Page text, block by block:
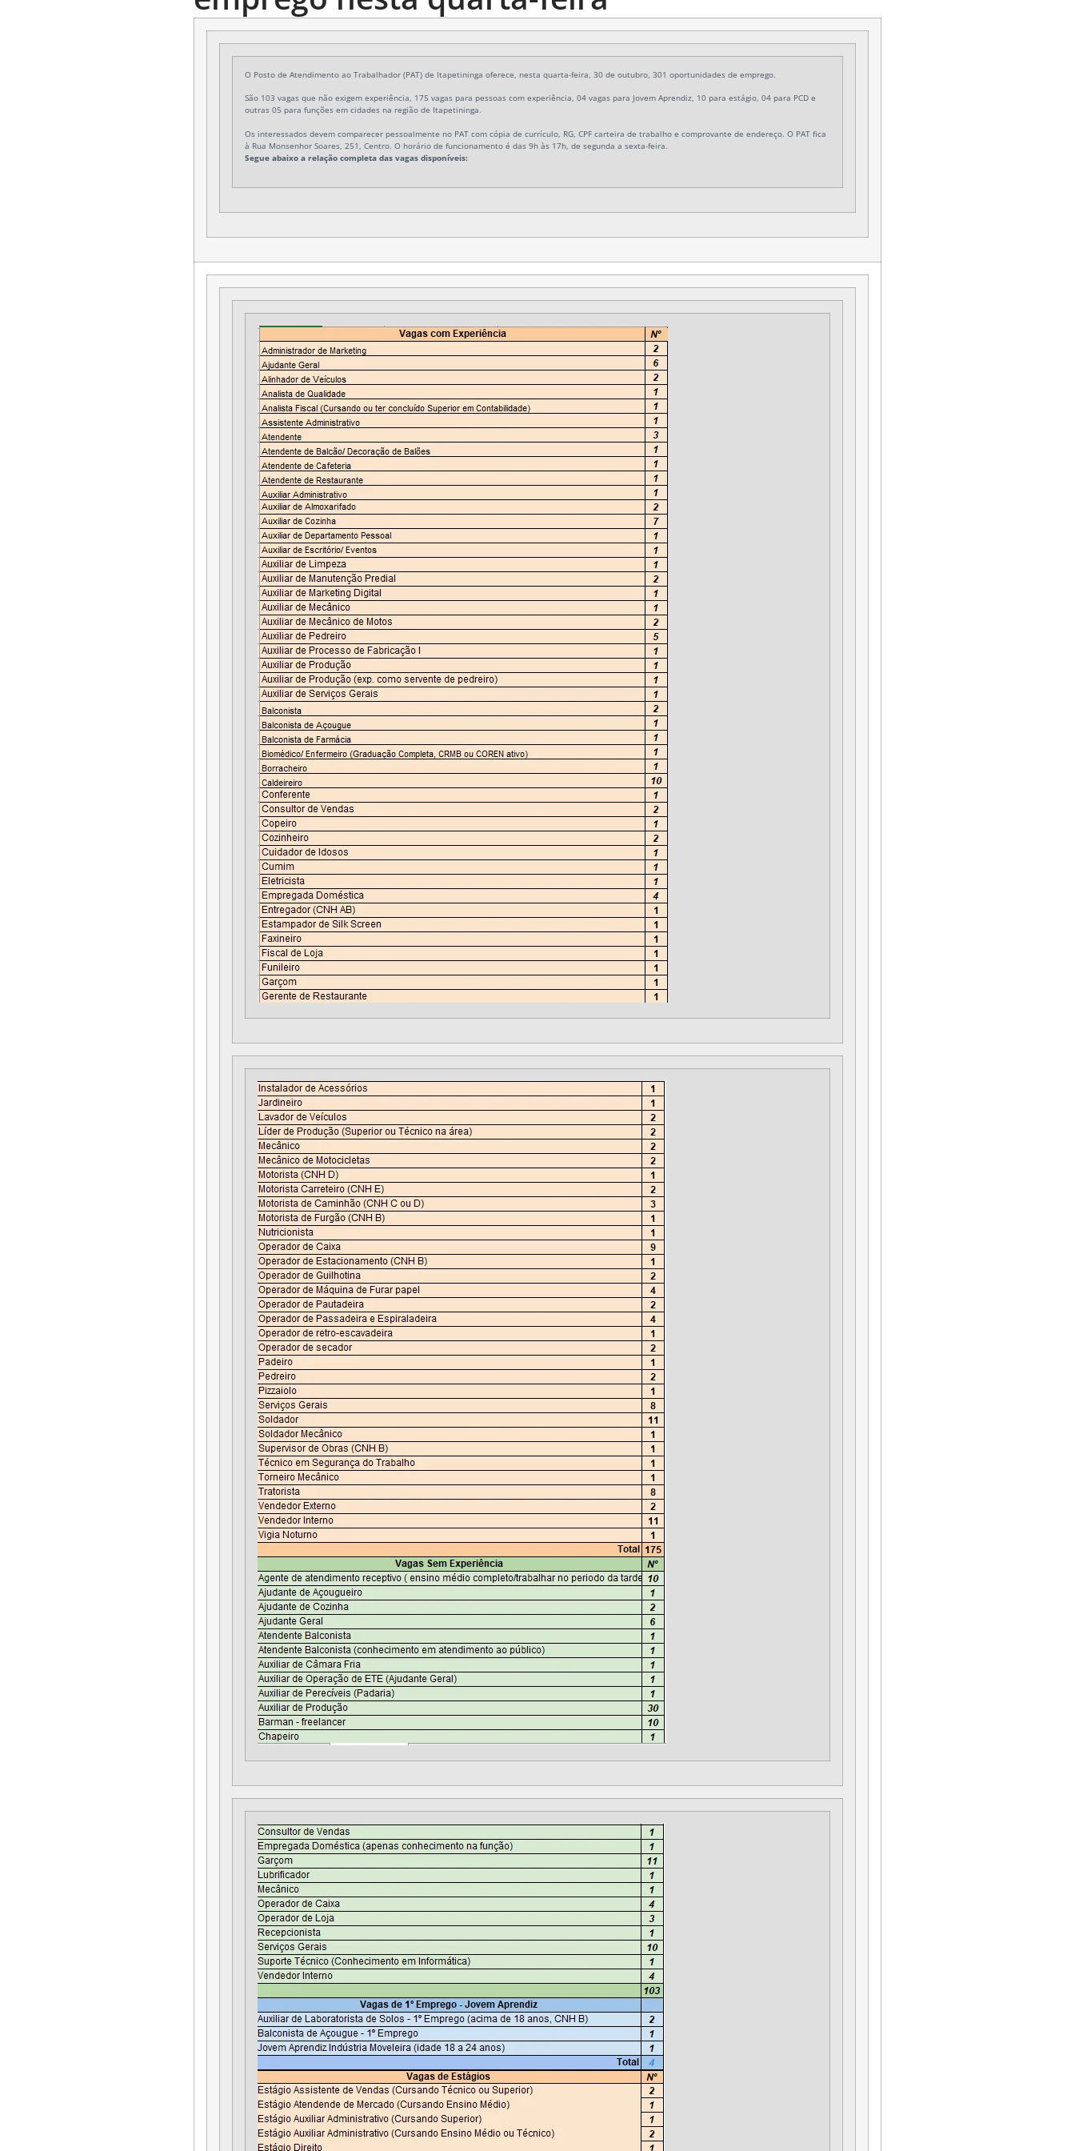
O Posto de Atendimento ao Trabalhador (PAT) de Itapetininga oferece, nesta quarta-feira, 30 de outubro, 301 oportunidades de emprego.
São 103 vagas que não exigem experiência, 175 vagas para pessoas com experiência, 04 vagas para Jovem Aprendiz, 10 para estágio, 04 para PCD e
outras 05 para funções em cidades na região de Itapetininga.
Os interessados devem comparecer pessoalmente no PAT com cópia de currículo, RG, CPF carteira de trabalho e comprovante de endereço. O PAT fica
à Rua Monsenhor Soares, 251, Centro . O horário de funcionamento é das 9h às 17h, de segunda a sexta-feira.
Segue abaixo a relação completa das vagas disponíveis: